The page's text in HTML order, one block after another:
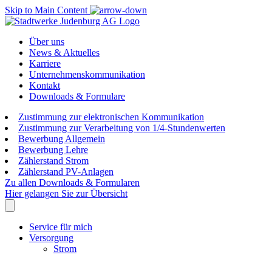
Skip to Main Content
Über uns
News & Aktuelles
Karriere
Unternehmenskommunikation
Kontakt
Downloads & Formulare
Zustimmung zur elektronischen Kommunikation
Zustimmung zur Verarbeitung von 1/4-Stundenwerten
Bewerbung Allgemein
Bewerbung Lehre
Zählerstand Strom
Zählerstand PV-Anlagen
Zu allen Downloads & Formularen
Hier gelangen Sie zur Übersicht
Service für mich
Versorgung
Strom